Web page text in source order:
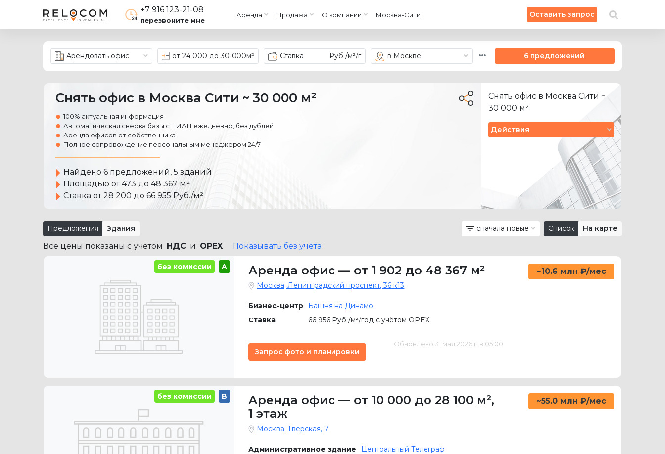
+7 916 123-21-08
перезвоните мне
Аренда Продажа О компании Москва-Сити Оставить запрос
× Искать на карте
Арендовать офис от 24 000 до 30 000м² Ставка Руб./м²/г в Москве 6 предложений
Снять офис в Москва Сити ~ 30 000 м²
100% актуальная информация
Автоматическая сверка базы с ЦИАН ежедневно, без дублей
Аренда офисов от собственника
Полное сопровождение персональным менеджером 24/7
Найдено 6 предложений, 5 зданий
Площадью от 473 до 48 367 м²
Ставка от 28 200 до 66 955 Руб./м²
Снять офис в Москва Сити ~
30 000 м²
Действия
Предложения Здания сначала новые Список На карте
Все цены показаны с учётом НДС и OPEX Показывать без учёта
без комиссии A Аренда офис — от 1 902 до 48 367 м² ~10.6 млн ₽/мес
Москва, Ленинградский проспект, 36 к13
Бизнес-центр
Башня на Динамо
Ставка
66 956 Руб./м²/год с учётом OPEX
Запрос фото и планировки
Обновлено 31 мая 2026 г. в 05:00
без комиссии B Аренда офис — от 10 000 до 28 100 м²,
1 этаж
~55.0 млн ₽/мес
Москва, Тверская, 7
Административное здание
Центральный Телеграф